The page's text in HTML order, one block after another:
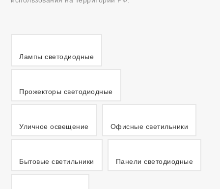
Лампы светодиодные
Прожекторы светодиодные
Уличное освещение Офисные светильники
Бытовые светильники Панели светодиодные